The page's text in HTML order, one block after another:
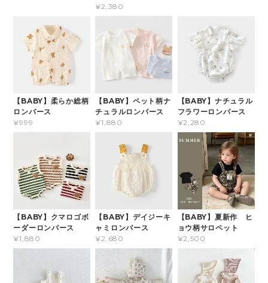
¥2,380
【BABY】柔らか総柄
ロンパース
¥999
【BABY】ペット柄ナ
チュラルロンパース
¥1,880
【BABY】ナチュラル
フラワーロンパース
¥2,280
【BABY】クマロゴボ
ーダーロンパース
¥1,880
【BABY】デイジーキ
ャミロンパース
¥2,680
【BABY】夏新作 ヒ
ョウ柄サロペット
¥2,500